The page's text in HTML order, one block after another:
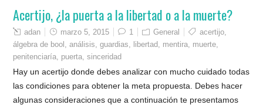
Acertijo, ¿la puerta a la libertad o a la muerte?
adan marzo 5, 2015 1 General acertijo
álgebra de bool
,análisis ,guardias libertad mentira muerte
penitenciaría puerta ,sinceridad
Hay un acertijo donde debes analizar con mucho cuidado todas
las condiciones para obtener la meta propuesta. Debes hacer
algunas consideraciones que a continuación te presentamos